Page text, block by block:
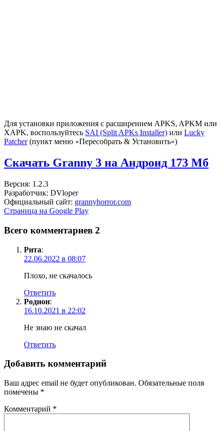
Для установки приложения с расширением APKS, APKM или
XAPK, воспользуйтесь SAI (Split APKs Installer) или Lucky
Patcher(пункт меню «Пересобрать & Установить»)
Скачать Granny 3 на Андроид 173 Мб
Версия: 1.2.3
Разработчик: DVloper
Официальный сайт: grannyhorror.com
Страница на Google Play
Всего комментариев 2
Рита:
22.06.2022 в 08:07
Плохо, не скачалось
Ответить
Родион:
16.10.2021 в 22:02
Не знаю не скачал
Ответить
Добавить комментарий
Ваш адрес email не будет опубликован. Обязательные поля
помечены *
Комментарий *